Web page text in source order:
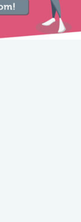
tudásteszt